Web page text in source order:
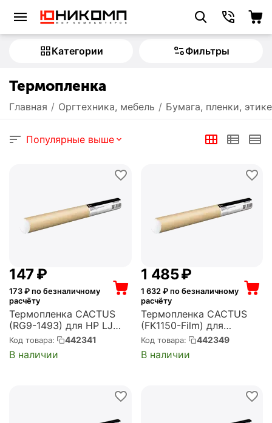
Категории Фильтры
Термопленка
Главная / Оргтехника, мебель / Бумага, пленки,
Популярные выше
‍147‍₽
173 ₽ по безналичному
расчёту
Термопленка CACTUS
(RG9-1493) для HP LJ
P2014, P1008, P1007,
P1006, 3020, 1320, 1300,
1200, 1160 (CS-FILM-HP-
Код товара: 442341
В наличии
1 485₽
1 632 ₽ по безналичному
расчёту
Термопленка CACTUS
(FK1150-Film) для
Kyocera Ecosys
P2335/2235/P2040/M28
35dw/M2735dw/M2735d
Код товара: 442349
В наличии